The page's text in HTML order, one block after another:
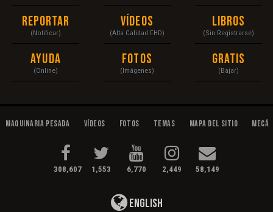
Reportar
(Notificar)
Ayuda
(Online)
Vídeos
(Alta Calidad FHD)
Fotos
(Imágenes)
Libros
(Sin Registrarse)
Gratis
(Bajar)
Maquinaria Pesada Vídeos Fotos Temas Mapa del Sitio
308,607 1,553 6,770 2,449 58,149
English